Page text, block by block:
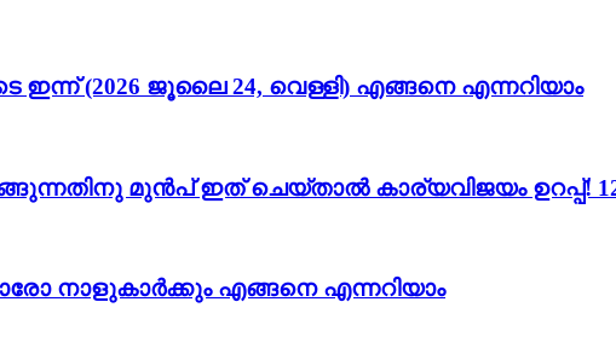
(2026 ജൂലൈ 24, വെള്ളി) എങ്ങനെ എന്നറിയാം
മുൻപ് ഇത് ചെയ്താൽ കാര്യവിജയം ഉറപ്പ്!
നാളുകാർക്കും എങ്ങനെ എന്നറിയാം